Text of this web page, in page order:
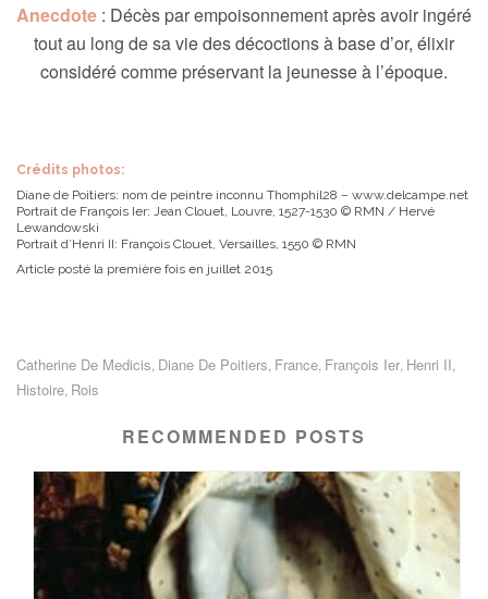
Anecdote : Décès par empoisonnement après avoir ingéré
tout au long de sa vie des décoctions à base d’or, élixir
considéré comme préservant la jeunesse à l’époque.
Crédits photos:
Diane de Poitiers: nom de peintre inconnu Thomphil28 – www.delcampe.net
Portrait de François Ier: Jean Clouet, Louvre, 1527-1530 © RMN / Hervé
Lewandowski
Portrait d’Henri II: François Clouet, Versailles, 1550 © RMN
Article posté la première fois en juillet 2015
Catherine De Medicis Diane De Poitiers France François Ier Henri II
Histoire Rois
RECOMMENDED POSTS